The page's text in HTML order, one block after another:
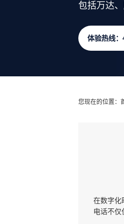
包括万达
体验热线
您现在的位置：
在数字化
电话不仅